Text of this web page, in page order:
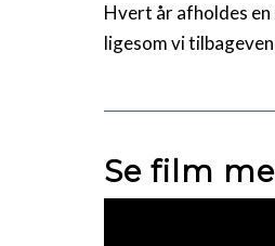
Hvert år afholdes
ligesom vi
Se film